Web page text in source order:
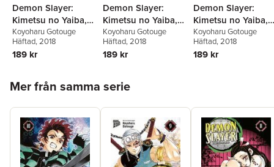
Demon Slayer:
Kimetsu no Yaiba,
Vol. 1
Koyoharu Gotouge
Häftad, 2018
189 kr
Demon Slayer:
Kimetsu no Yaiba,
Vol. 2
Koyoharu Gotouge
Häftad, 2018
189 kr
Demon Slayer:
Kimetsu no Yaiba,
Vol. 3
Koyoharu Gotouge
Häftad, 2018
189 kr
Mer från samma serie